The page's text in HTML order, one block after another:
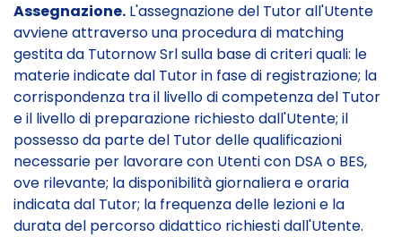
Assegnazione. L'assegnazione del Tutor all'Utente
avviene attraverso una procedura di matching
gestita da Tutornow Srl sulla base di criteri quali: le
materie indicate dal Tutor in fase di registrazione; la
corrispondenza tra il livello di competenza del Tutor
e il livello di preparazione richiesto dall'Utente; il
possesso da parte del Tutor delle qualificazioni
necessarie per lavorare con Utenti con DSA o BES,
ove rilevante; la disponibilità giornaliera e oraria
indicata dal Tutor; la frequenza delle lezioni e la
durata del percorso didattico richiesti dall'Utente.